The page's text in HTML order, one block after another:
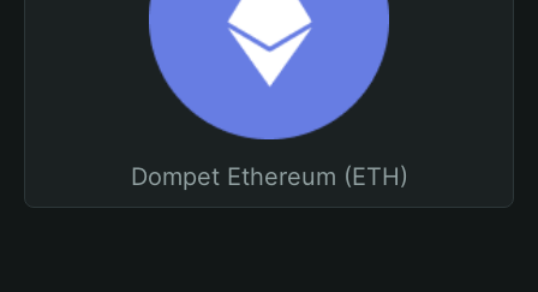
Dompet Ethereum (ETH)